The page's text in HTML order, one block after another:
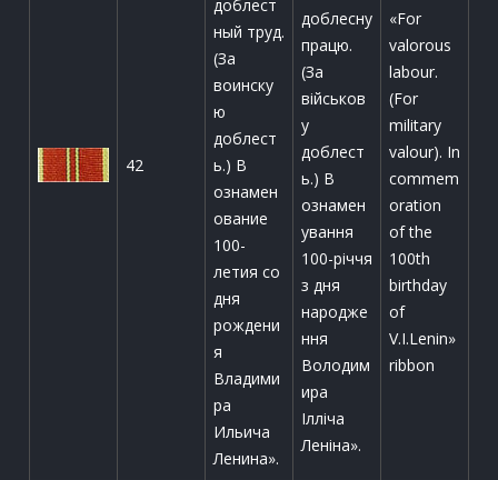
42
доблест
ный труд.
(За
воинску
ю
доблест
ь.) В
ознамен
ование
100-
летия со
дня
рождени
я
Владими
ра
Ильича
Ленина».
доблесну
працю.
(За
військов
у
доблест
ь.) В
ознамен
ування
100-річчя
з дня
народже
ння
Володим
ира
Ілліча
Леніна».
«For
valorous
labour.
(For
military
valour). In
commem
oration
of the
100th
birthday
of
V.I.Lenin»
ribbon